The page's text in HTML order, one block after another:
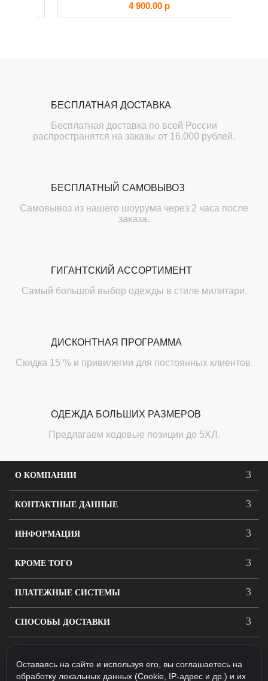
4 900.00 р
БЕСПЛАТНАЯ ДОСТАВКА
Бесплатная доставка по всей России
распространятся на заказы от 16.000 рублей.
БЕСПЛАТНЫЙ САМОВЫВОЗ
Самовывоз из нашего шоурума через 2 часа после
заказа.
ГИГАНТСКИЙ АССОРТИМЕНТ
Самый большой выбор одежды в стиле милитари.
ДИСКОНТНАЯ ПРОГРАММА
Скидка 15 % и привилегии для постоянных клиентов.
ОДЕЖДА БОЛЬШИХ РАЗМЕРОВ
Предлагаем ходовые позиции до 5ХЛ.
О КОМПАНИИ
КОНТАКТНЫЕ ДАННЫЕ
ИНФОРМАЦИЯ
КРОМЕ ТОГО
ПЛАТЕЖНЫЕ СИСТЕМЫ
СПОСОБЫ ДОСТАВКИ
Оставаясь на сайте и используя его, вы соглашаетесь на
обработку локальных данных (Cookie, IP-адрес и др.) и их